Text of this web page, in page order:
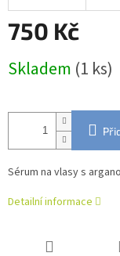
750 Kč
cena:
Skladem (1 ks)
Sérum na vlasy s
Detailní informace